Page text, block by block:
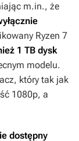
m.in., że
Ryzen 7
1 TB dysk
modelu.
który tak jak
1080p, a
dostępny